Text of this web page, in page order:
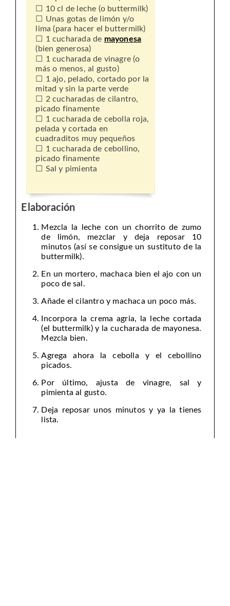
10 cl de leche (o buttermilk)
Unas gotas de limón y/o
lima (para hacer el buttermilk)
1 cucharada de mayonesa
(bien generosa)
1 cucharada de vinagre (o
más o menos, al gusto)
1 ajo, pelado, cortado por la
mitad y sin la parte verde
2 cucharadas de cilantro,
picado finamente
1 cucharada de cebolla roja,
pelada y cortada en
cuadraditos muy pequeños
1 cucharada de cebollino,
picado finamente
Sal y pimienta
Elaboración
Mezcla la leche con un chorrito de zumo
de limón, mezclar y deja reposar 10
minutos (así se consigue un sustituto de la
buttermilk).
En un mortero, machaca bien el ajo con un
poco de sal.
Añade el cilantro y machaca un poco más.
Incorpora la crema agria, la leche cortada
(el buttermilk) y la cucharada de mayonesa.
Mezcla bien.
Agrega ahora la cebolla y el cebollino
picados.
Por último, ajusta de vinagre, sal y
pimienta al gusto.
Deja reposar unos minutos y ya la tienes
lista.